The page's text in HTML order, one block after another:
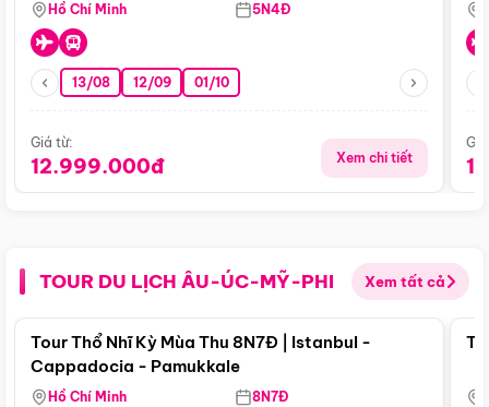
Hồ Chí Minh 5N4Đ
13/08 12/09 01/10
Giá từ:
12.999.000đ Xem chi tiết
TOUR DU LỊCH ÂU-ÚC-MỸ-PHI Xem tất cả
Điểm nổi bật
Tour Thổ Nhĩ Kỳ Mùa Thu 8N7Đ | Istanbul -
Cappadocia - Pamukkale
Hồ Chí Minh 8N7Đ